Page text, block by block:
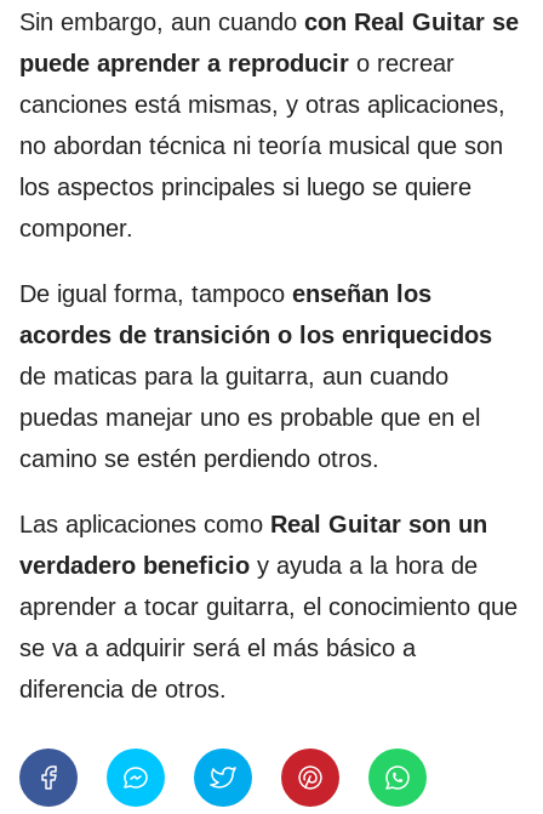
Sin embargo, aun cuando con Real Guitar se
puede aprender a reproducir o recrear
canciones está mismas, y otras aplicaciones,
no abordan técnica ni teoría musical que son
los aspectos principales si luego se quiere
componer.
De igual forma, tampoco enseñan los
acordes de transición o los enriquecidos
de maticas para la guitarra, aun cuando
puedas manejar uno es probable que en el
camino se estén perdiendo otros.
Las aplicaciones como Real Guitar son un
verdadero beneficio y ayuda a la hora de
aprender a tocar guitarra, el conocimiento que
se va a adquirir será el más básico a
diferencia de otros.